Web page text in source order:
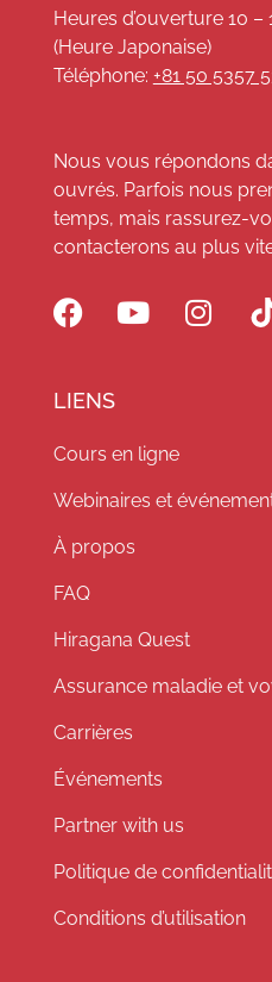
Heures d’ouverture 10 –
(Heure Japonaise)
Téléphone: +81 50 5357
Nous vous répondons
ouvrés. Parfois nous
temps, mais rassurez-
contacterons au plus
LIENS
Cours en ligne
Webinaires et
À propos
FAQ
Hiragana Quest
Assurance maladie et
Carrières
Événements
Partner with us
Politique de
Conditions d’utilisation